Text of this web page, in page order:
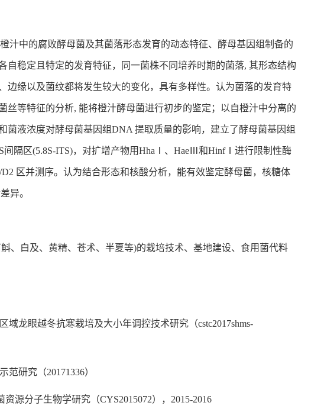
汁中的腐败酵母菌及其菌落形态发育的动态特征、酵母基因组制备的
稳定且特定的发育特征，同一菌株不同培养时期的菌落, 其形态结构
缘以及菌纹都将发生较大的变化，具有多样性。认为菌落的发育特
等特征的分析, 能将橙汁酵母菌进行初步的鉴定；以自橙汁中分离的
液浓度对酵母菌基因组DNA 提取质量的影响，建立了酵母菌基因组
间隔区(5.8S-ITS)，对扩增产物用HhaⅠ、HaeⅢ和HinfⅠ进行限制性酶
区并测序。认为结合形态和核酸分析，能有效鉴定酵母菌，核糖体
异。
、白及、黄精、苍术、半夏等)的栽培技术、基地建设、食用菌代料
龙眼越冬抗寒栽培及大小年调控技术研究（cstc2017shms-
研究（20171336）
源分子生物学研究（CYS2015072），2015-2016